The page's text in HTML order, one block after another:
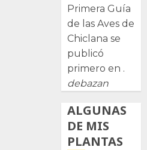
Primera Guía
de las Aves de
Chiclana se
publicó
primero en .
debazan
ALGUNAS
DE MIS
PLANTAS